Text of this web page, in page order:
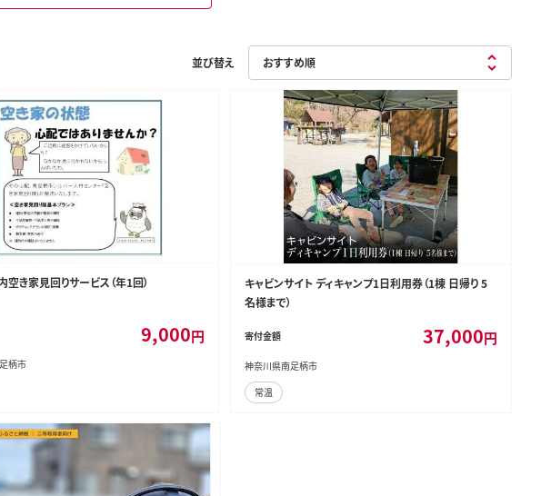
並び替え
き家見回りサービス（年1回）
9,000円
柄市
キャビンサイト ディキャンプ1日利用券（1棟 日帰り 5
名様まで）
寄付金額 37,000円
神奈川県南足柄市
常温